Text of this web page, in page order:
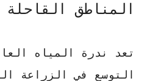
المناطق القاحلة
تعد ندرة المياه
التوسع في
الزراعة